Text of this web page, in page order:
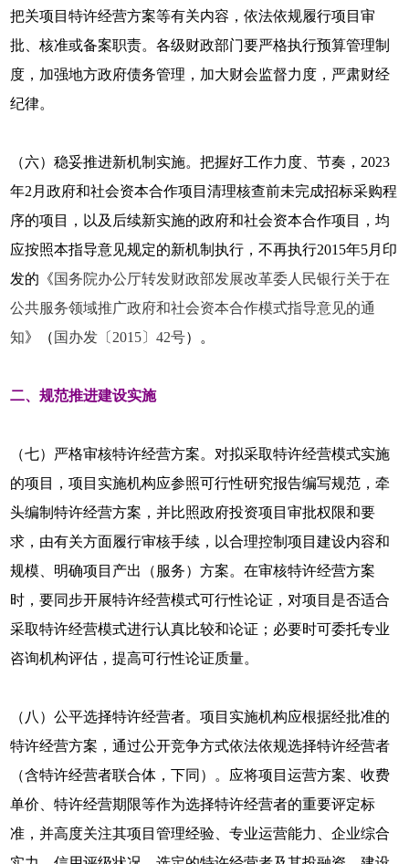
把关项目特许经营方案等有关内容，依法依规履行项目审
批、核准或备案职责。各级财政部门要严格执行预算管理制
度，加强地方政府债务管理，加大财会监督力度，严肃财经
纪律。
（六）稳妥推进新机制实施。把握好工作力度、节奏，2023
年2月政府和社会资本合作项目清理核查前未完成招标采购程
序的项目，以及后续新实施的政府和社会资本合作项目，均
应按照本指导意见规定的新机制执行，不再执行2015年5月印
发的《 国务院办公厅转发财政部发展改革委人民银行关于在
公共服务领域推广政府和社会资本合作模式指导意见的通
知》（ 国办发〔2015〕42号）。
二、规范推进建设实施
（七）严格审核特许经营方案。对拟采取特许经营模式实施
的项目，项目实施机构应参照可行性研究报告编写规范，牵
头编制特许经营方案，并比照政府投资项目审批权限和要
求，由有关方面履行审核手续，以合理控制项目建设内容和
规模、明确项目产出（服务）方案。在审核特许经营方案
时，要同步开展特许经营模式可行性论证，对项目是否适合
采取特许经营模式进行认真比较和论证；必要时可委托专业
咨询机构评估，提高可行性论证质量。
（八）公平选择特许经营者。项目实施机构应根据经批准的
特许经营方案，通过公开竞争方式依法依规选择特许经营者
（含特许经营者联合体，下同）。应将项目运营方案、收费
单价、特许经营期限等作为选择特许经营者的重要评定标
准，并高度关注其项目管理经验、专业运营能力、企业综合